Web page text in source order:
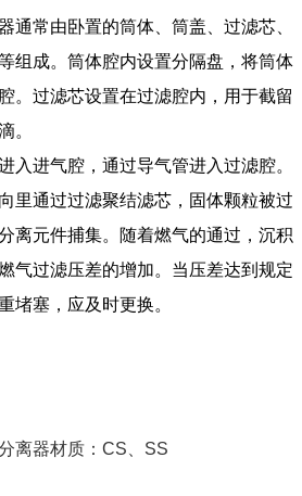
通常由卧置的筒体、筒盖、过滤芯、
组成。筒体腔内设置分隔盘，将筒体
。过滤芯设置在过滤腔内，用于截留
。
入进气腔，通过导气管进入过滤腔。
里通过过滤聚结滤芯，固体颗粒被过
离元件捕集。随着燃气的通过，沉积
气过滤压差的增加。当压差达到规定
堵塞，应及时更换。
离器材质：CS、SS